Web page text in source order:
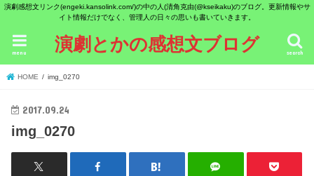
演劇感想文リンク(engeki.kansolink.com/)の中の人(清角克由(@kseikaku)のブログ。更新情報やサ
イト情報だけでなく、管理人の日々の思いも書いていきます。
演劇とかの感想文ブログ search
menu
HOME img_0270
2017.09.24
img_0270